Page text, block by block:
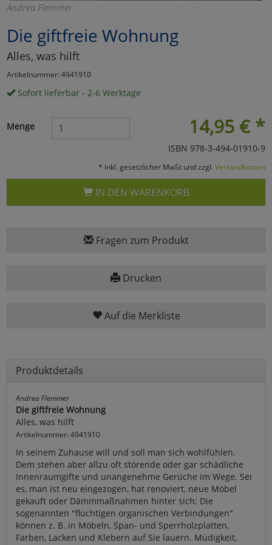
Andrea Flemmer
Die giftfreie Wohnung
Alles, was hilft
Artikelnummer: 4941910
Sofort lieferbar - 2-6 Werktage
14,95 € *
Menge
ISBN 978-3-494-01910-9
* inkl. gesetzlicher MwSt und zzgl. Versandkosten
IN DEN WARENKORB
Fragen zum Produkt
Drucken
Auf die Merkliste
Produktdetails
Andrea Flemmer
Die giftfreie Wohnung
Alles, was hilft
Artikelnummer: 4941910
In seinem Zuhause will und soll man sich wohlfühlen.
Dem stehen aber allzu oft störende oder gar schädliche
Innenraumgifte und unangenehme Gerüche im Wege. Sei
es, man ist neu eingezogen, hat renoviert, neue Möbel
gekauft oder Dämmmaßnahmen hinter sich: Die
sogenannten "flüchtigen organischen Verbindungen"
können z. B. in Möbeln, Span- und Sperrholzplatten,
Farben, Lacken und Klebern auf Sie lauern. Müdigkeit,
Umfragetools
Cookies
Alle Akzeptieren
zu Haupptseite